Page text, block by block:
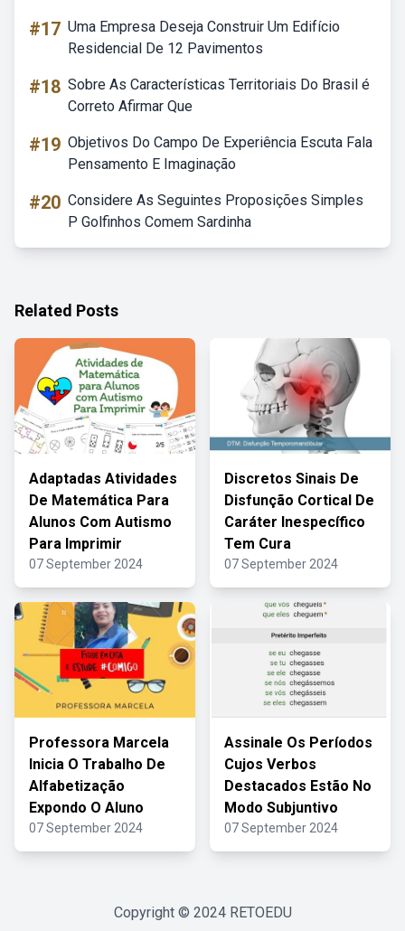
#17 Uma Empresa Deseja Construir Um Edifício
Residencial De 12 Pavimentos
#18 Sobre As Características Territoriais Do Brasil é
Correto Afirmar Que
#19 Objetivos Do Campo De Experiência Escuta Fala
Pensamento E Imaginação
#20 Considere As Seguintes Proposições Simples
P Golfinhos Comem Sardinha
Related Posts
Adaptadas Atividades
De Matemática Para
Alunos Com Autismo
Para Imprimir
07 September 2024
Discretos Sinais De
Disfunção Cortical De
Caráter Inespecífico
Tem Cura
07 September 2024
Professora Marcela
Inicia O Trabalho De
Alfabetização
Expondo O Aluno
07 September 2024
Assinale Os Períodos
Cujos Verbos
Destacados Estão No
Modo Subjuntivo
07 September 2024
Copyright © 2024 RETOEDU